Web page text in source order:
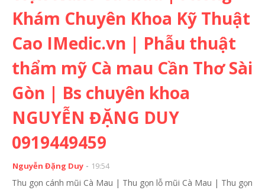
Khám Chuyên Khoa Kỹ Thuật
Cao IMedic.vn | Phẫu thuật
thẩm mỹ Cà mau Cần Thơ Sài
Gòn | Bs chuyên khoa
NGUYỄN ĐẶNG DUY
0919449459
Nguyễn Đặng Duy 19:54
Thu gọn cánh mũi Cà Mau | Thu gọn lỗ mũi Cà Mau | Thu gọn